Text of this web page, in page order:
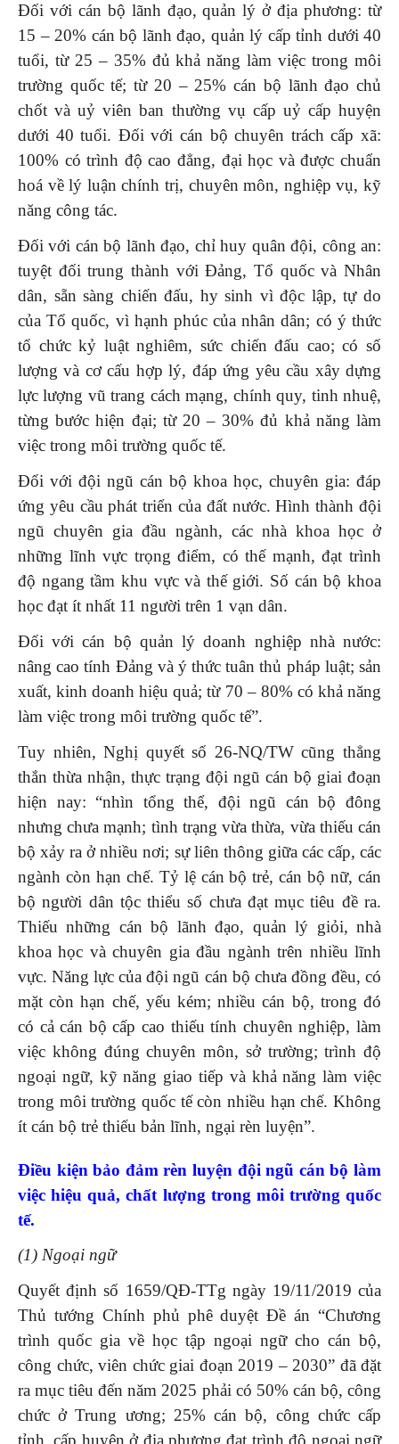
Đối với cán bộ lãnh đạo, quản lý ở địa phương: từ
15 – 20% cán bộ lãnh đạo, quản lý cấp tỉnh dưới 40
tuổi, từ 25 – 35% đủ khả năng làm việc trong môi
trường quốc tế; từ 20 – 25% cán bộ lãnh đạo chủ
chốt và uỷ viên ban thường vụ cấp uỷ cấp huyện
dưới 40 tuổi. Đối với cán bộ chuyên trách cấp xã:
100% có trình độ cao đẳng, đại học và được chuẩn
hoá về lý luận chính trị, chuyên môn, nghiệp vụ, kỹ
năng công tác.
Đối với cán bộ lãnh đạo, chỉ huy quân đội, công an:
tuyệt đối trung thành với Đảng, Tổ quốc và Nhân
dân, sẵn sàng chiến đấu, hy sinh vì độc lập, tự do
của Tổ quốc, vì hạnh phúc của nhân dân; có ý thức
tổ chức kỷ luật nghiêm, sức chiến đấu cao; có số
lượng và cơ cấu hợp lý, đáp ứng yêu cầu xây dựng
lực lượng vũ trang cách mạng, chính quy, tinh nhuệ,
từng bước hiện đại; từ 20 – 30% đủ khả năng làm
việc trong môi trường quốc tế.
Đối với đội ngũ cán bộ khoa học, chuyên gia: đáp
ứng yêu cầu phát triển của đất nước. Hình thành đội
ngũ chuyên gia đầu ngành, các nhà khoa học ở
những lĩnh vực trọng điểm, có thế mạnh, đạt trình
độ ngang tầm khu vực và thế giới. Số cán bộ khoa
học đạt ít nhất 11 người trên 1 vạn dân.
Đối với cán bộ quản lý doanh nghiệp nhà nước:
nâng cao tính Đảng và ý thức tuân thủ pháp luật; sản
xuất, kinh doanh hiệu quả; từ 70 – 80% có khả năng
làm việc trong môi trường quốc tế”.
Tuy nhiên, Nghị quyết số 26-NQ/TW cũng thẳng
thắn thừa nhận, thực trạng đội ngũ cán bộ giai đoạn
hiện nay: “nhìn tổng thể, đội ngũ cán bộ đông
nhưng chưa mạnh; tình trạng vừa thừa, vừa thiếu cán
bộ xảy ra ở nhiều nơi; sự liên thông giữa các cấp, các
ngành còn hạn chế. Tỷ lệ cán bộ trẻ, cán bộ nữ, cán
bộ người dân tộc thiểu số chưa đạt mục tiêu đề ra.
Thiếu những cán bộ lãnh đạo, quản lý giỏi, nhà
khoa học và chuyên gia đầu ngành trên nhiều lĩnh
vực. Năng lực của đội ngũ cán bộ chưa đồng đều, có
mặt còn hạn chế, yếu kém; nhiều cán bộ, trong đó
có cả cán bộ cấp cao thiếu tính chuyên nghiệp, làm
việc không đúng chuyên môn, sở trường; trình độ
ngoại ngữ, kỹ năng giao tiếp và khả năng làm việc
trong môi trường quốc tế còn nhiều hạn chế. Không
ít cán bộ trẻ thiếu bản lĩnh, ngại rèn luyện”.
Điều kiện bảo đảm rèn luyện đội ngũ cán bộ làm
việc hiệu quả, chất lượng trong môi trường quốc
tế.
(1) Ngoại ngữ
Quyết định số 1659/QĐ-TTg ngày 19/11/2019 của
Thủ tướng Chính phủ phê duyệt Đề án “Chương
trình quốc gia về học tập ngoại ngữ cho cán bộ,
công chức, viên chức giai đoạn 2019 – 2030” đã đặt
ra mục tiêu đến năm 2025 phải có 50% cán bộ, công
chức ở Trung ương; 25% cán bộ, công chức cấp